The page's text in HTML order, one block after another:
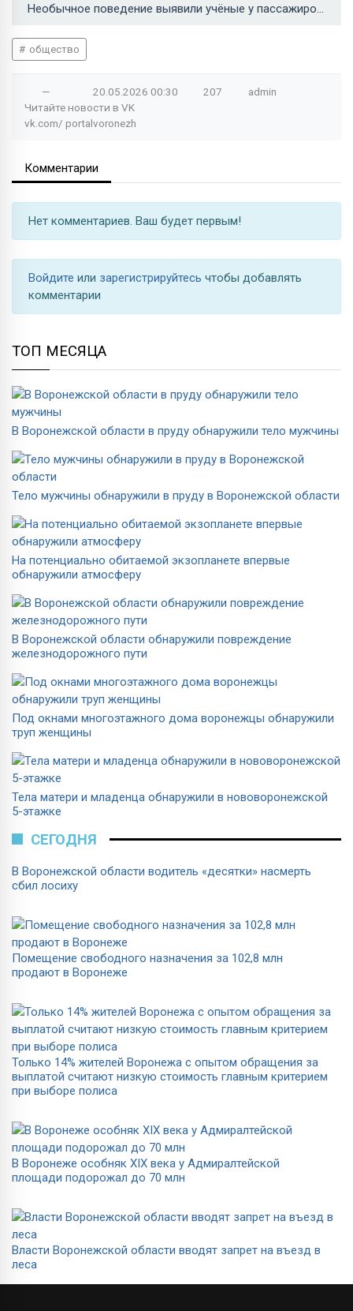
Необычное поведение выявили учёные у пассажиров поездов →
общество
— 20.05.2026 00:30 207
admin
Читайте новости в VK
vk.com/ portalvoronezh
Комментарии
Нет комментариев. Ваш будет первым!
Войдите или зарегистрируйтесь чтобы добавлять
комментарии
ТОП МЕСЯЦА
В Воронежской области в пруду обнаружили тело мужчины
Тело мужчины обнаружили в пруду в Воронежской области
На потенциально обитаемой экзопланете впервые
обнаружили атмосферу
В Воронежской области обнаружили повреждение
железнодорожного пути
Под окнами многоэтажного дома воронежцы обнаружили
труп женщины
Тела матери и младенца обнаружили в нововоронежской
5-этажке
СЕГОДНЯ
В Воронежской области водитель «десятки» насмерть
сбил лосиху
Помещение свободного назначения за 102,8 млн
продают в Воронеже
Только 14% жителей Воронежа с опытом обращения за
выплатой считают низкую стоимость главным критерием
при выборе полиса
В Воронеже особняк XIX века у Адмиралтейской
площади подорожал до 70 млн
Власти Воронежской области вводят запрет на въезд в
леса